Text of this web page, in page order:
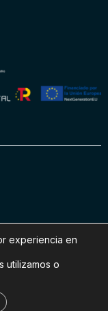
experiencia en
utilizamos o